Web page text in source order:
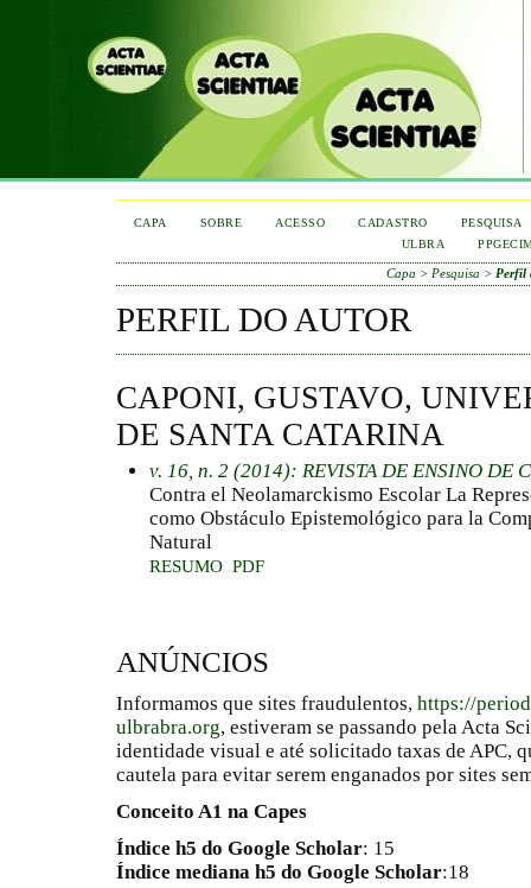
CAPA SOBRE ACESSO CADASTRO
PESQUISA
ULBRA
Capa > Pesquisa > Perfil
PERFIL DO AUTOR
CAPONI, GUSTAVO,
DE SANTA CATARINA
v. 16, n. 2 (2014): REVISTA DE ENSINO DE
Contra el Neolamarckismo Escolar La
como Obstáculo Epistemológico para la
Natural
RESUMO PDF
ANÚNCIOS
Informamos que sites fraudulentos, https://
ulbrabra.org, estiveram se passando pela Acta
identidade visual e até solicitado taxas de APC,
cautela para evitar serem enganados por sites
Conceito A1 na Capes
Índice h5 do Google Scholar: 15
Índice mediana h5 do Google Scholar:18